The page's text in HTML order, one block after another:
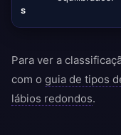
s
Para ver a
com o guia de tipos
lábios redondos.